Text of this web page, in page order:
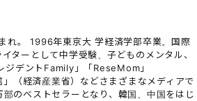
れ。 1996年東京大 学経済学部卒業。国際
ターとして中学受験、子どものメンタル、
ジデントFamily」「ReseMom」
（経済産業省）などさまざまなメディアで
のベストセラーとなり、韓国、中国をはじ